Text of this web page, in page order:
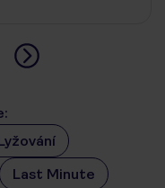
Last Minute